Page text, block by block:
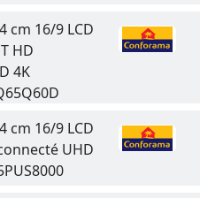
cm 16/9 LCD
HD
4K
cm 16/9 LCD
UHD